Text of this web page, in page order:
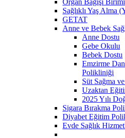
Sağlıklı Yaş Alma
GETAT
Anne ve Bebek
Anne Dostu
Gebe Okulu
Bebek Dostu
Emzirme
Polikliniği
Süt Sağma
Uzaktan
2025 Yılı
Sigara Bırakma
Diyabet Eğitim
Evde Sağlık